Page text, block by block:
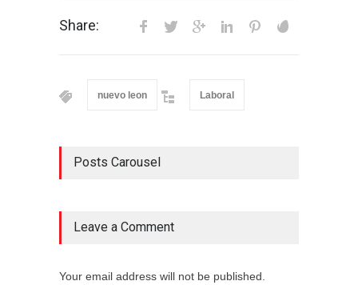
Share:
nuevo leon Laboral
Posts Carousel
Leave a Comment
Your email address will not be published.